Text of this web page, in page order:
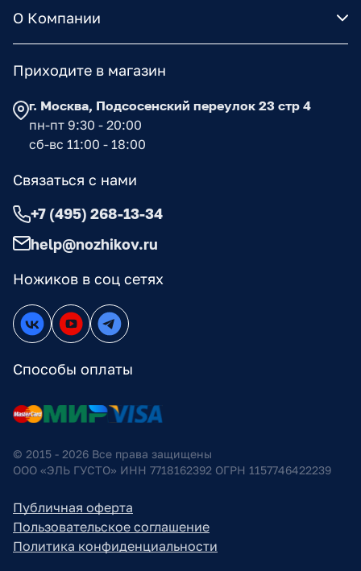
О Компании
Ножиков в соц сетях
Способы оплаты
Приходите в магазин
г. Москва, Подсосенский переулок 23 стр 4
пн-пт 9:30 - 20:00
сб-вс 11:00 - 18:00
Связаться с нами
+7 (495) 268-13-34
help@nozhikov.ru
© 2015 - 2026 Все права защищены
ООО «ЭЛЬ ГУСТО» ИНН 7718162392 ОГРН 1157746422239
Публичная оферта
Пользовательское соглашение
Политика конфиденциальности